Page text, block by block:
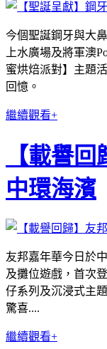
今個聖誕鋼牙與大
上水廣場及將軍澳
蜜烘焙派對】主題
回憶。
繼續觀看+
【載譽
中環海濱
友邦嘉年華今日於
及攤位遊戲，首次
仔系列及沉浸式主
驚喜....
繼續觀看+